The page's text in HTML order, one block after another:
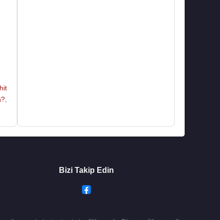
,
Bizi Takip Edin